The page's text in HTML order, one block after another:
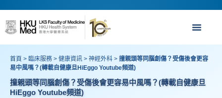
首頁 > 臨床服務 > 健康資訊 > 神經外科 > 撞親頭等同腦創傷？受傷後會更容
易中風嗎？(轉載自健康旦HiEggo Youtube頻道)
撞親頭等同腦創傷？受傷後會更容易中風嗎？(轉載自健康旦
HiEggo Youtube頻道)